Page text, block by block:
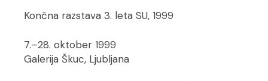
Končna razstava 3. leta SU, 1999
7.–28. oktober 1999
Galerija Škuc, Ljubljana